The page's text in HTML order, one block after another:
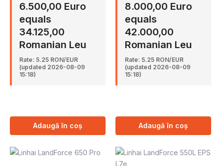
6.500,00 Euro
equals
34.125,00
Romanian Leu
Rate: 5.25 RON/EUR
(updated 2026-08-09
15:18)
Adaugă în coș
8.000,00 Euro
equals
42.000,00
Romanian Leu
Rate: 5.25 RON/EUR
(updated 2026-08-09
15:18)
Adaugă în coș